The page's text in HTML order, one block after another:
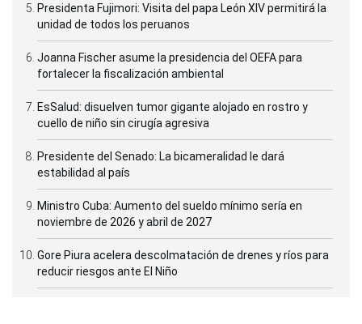
Presidenta Fujimori: Visita del papa León XIV permitirá la
unidad de todos los peruanos
Joanna Fischer asume la presidencia del OEFA para
fortalecer la fiscalización ambiental
EsSalud: disuelven tumor gigante alojado en rostro y
cuello de niño sin cirugía agresiva
Presidente del Senado: La bicameralidad le dará
estabilidad al país
Ministro Cuba: Aumento del sueldo mínimo sería en
noviembre de 2026 y abril de 2027
Gore Piura acelera descolmatación de drenes y ríos para
reducir riesgos ante El Niño